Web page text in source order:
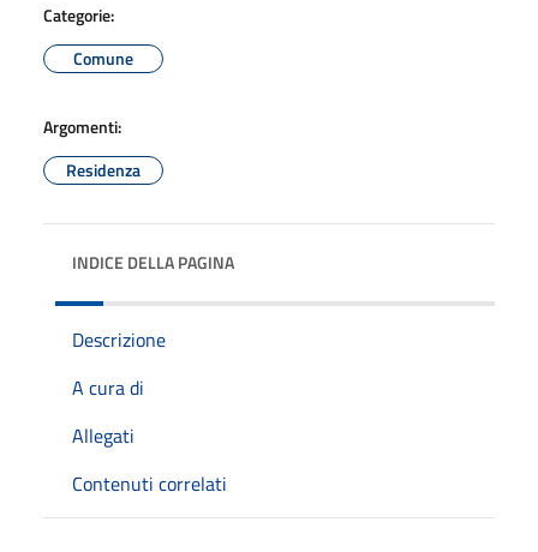
Categorie:
Comune
Argomenti:
Residenza
INDICE DELLA PAGINA
Descrizione
A cura di
Allegati
Contenuti correlati